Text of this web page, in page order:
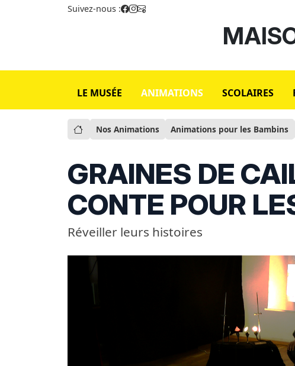
Suivez-nous :
LE MUSÉE ANIMATIONS SCOLAIRES
Nos Animations Animations pour les Bambins
GRAINES DE
CONTE POUR
Réveiller leurs histoires